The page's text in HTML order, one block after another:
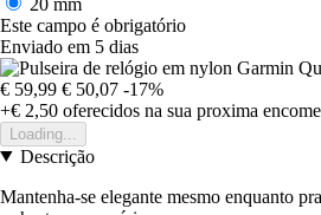
Este campo é obrigatório
Enviado em 5 dias
€ 59,99 € 50,07 -17%
+€ 2,50 oferecidos na sua proxima
Loading...
Descrição
Mantenha-se elegante mesmo enquanto